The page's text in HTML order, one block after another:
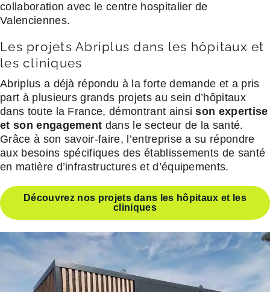
collaboration avec le centre hospitalier de
Valenciennes.
Les projets Abriplus dans les hôpitaux et
les cliniques
Abriplus a déjà répondu à la forte demande et a pris
part à plusieurs grands projets au sein d’hôpitaux
dans toute la France, démontrant ainsison expertise
et son engagement dans le secteur de la santé.
Grâce à son savoir-faire, l’entreprise a su répondre
aux besoins spécifiques des établissements de santé
en matière d’infrastructures et d’équipements.
Découvrez nos projets dans les hôpitaux et les
cliniques